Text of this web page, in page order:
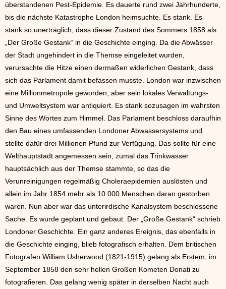
überstandenen Pest-Epidemie. Es dauerte rund zwei Jahrhunderte,
bis die nächste Katastrophe London heimsuchte. Es stank. Es
stank so unerträglich, dass dieser Zustand des Sommers 1858 als
„Der Große Gestank“ in die Geschichte einging. Da die Abwässer
der Stadt ungehindert in die Themse eingeleitet wurden,
verursachte die Hitze einen dermaßen widerlichen Gestank, dass
sich das Parlament damit befassen musste. London war inzwischen
eine Millionmetropole geworden, aber sein lokales Verwaltungs-
und Umweltsystem war antiquiert. Es stank sozusagen im wahrsten
Sinne des Wortes zum Himmel. Das Parlament beschloss daraufhin
den Bau eines umfassenden Londoner Abwassersystems und
stellte dafür drei Millionen Pfund zur Verfügung. Das sollte für eine
Welthauptstadt angemessen sein, zumal das Trinkwasser
hauptsächlich aus der Themse stammte, so das die
Verunreinigungen regelmäßig Choleraepidemien auslösten und
allein im Jahr 1854 mehr als 10.000 Menschen daran gestorben
waren. Nun aber war das unterirdische Kanalsystem beschlossene
Sache. Es wurde geplant und gebaut. Der „Große Gestank“ schrieb
Londoner Geschichte. Ein ganz anderes Ereignis, das ebenfalls in
die Geschichte einging, blieb fotografisch erhalten. Dem britischen
Fotografen William Usherwood (1821-1915) gelang als Erstem, im
September 1858 den sehr hellen Großen Kometen Donati zu
fotografieren. Das gelang wenig später in derselben Nacht auch